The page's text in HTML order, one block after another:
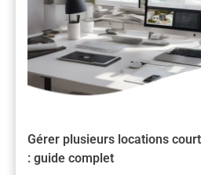
Gérer plusieurs locations
: guide complet